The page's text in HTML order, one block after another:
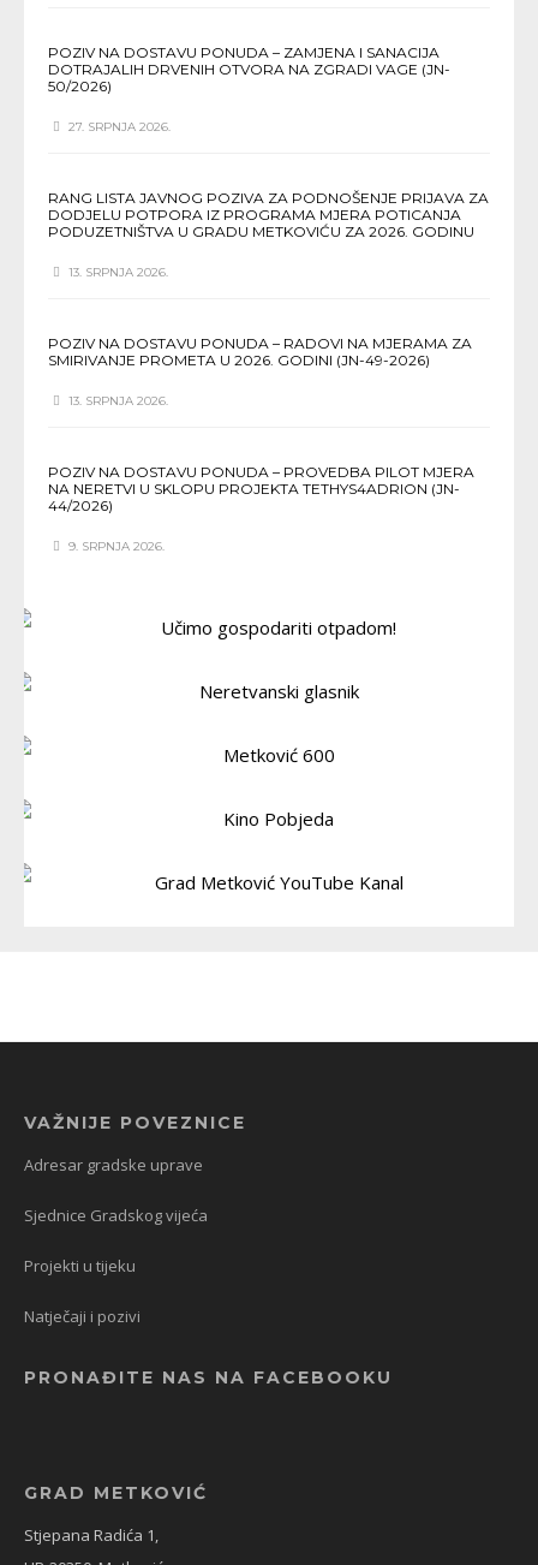
POZIV NA DOSTAVU PONUDA – ZAMJENA I SANACIJA
DOTRAJALIH DRVENIH OTVORA NA ZGRADI VAGE (JN-
50/2026)
27. SRPNJA 2026.
RANG LISTA JAVNOG POZIVA ZA PODNOŠENJE PRIJAVA ZA
DODJELU POTPORA IZ PROGRAMA MJERA POTICANJA
PODUZETNIŠTVA U GRADU METKOVIĆU ZA 2026. GODINU
13. SRPNJA 2026.
POZIV NA DOSTAVU PONUDA – RADOVI NA MJERAMA ZA
SMIRIVANJE PROMETA U 2026. GODINI (JN-49-2026)
13. SRPNJA 2026.
POZIV NA DOSTAVU PONUDA – PROVEDBA PILOT MJERA
NA NERETVI U SKLOPU PROJEKTA TETHYS4ADRION (JN-
44/2026)
9. SRPNJA 2026.
VAŽNIJE POVEZNICE
Adresar gradske uprave
Sjednice Gradskog vijeća
Projekti u tijeku
Natječaji i pozivi
PRONAĐITE NAS NA FACEBOOKU
GRAD METKOVIĆ
Stjepana Radića 1,